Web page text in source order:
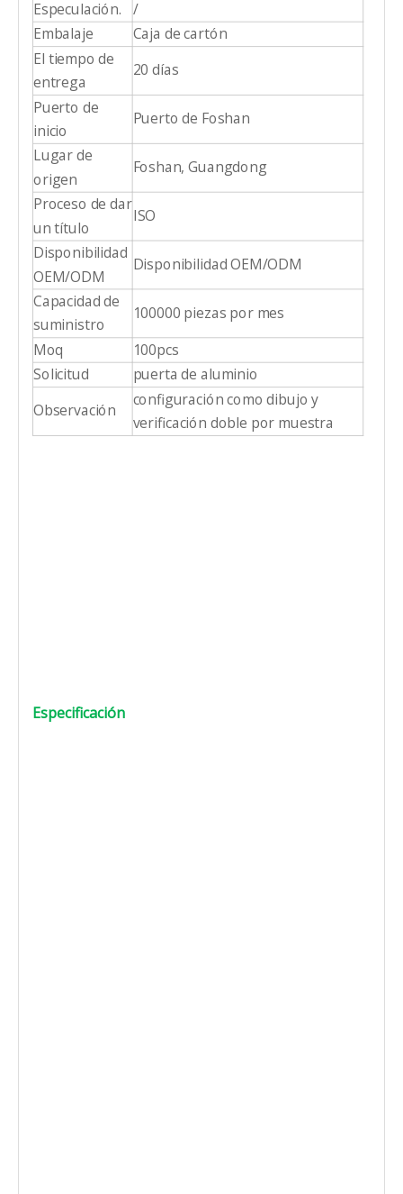
Especulación.
/
Embalaje
Caja de cartón
El tiempo de
entrega
20 días
Puerto de
inicio
Puerto de Foshan
Lugar de
origen
Foshan, Guangdong
Proceso de dar
un título
ISO
Disponibilidad
OEM/ODM
Disponibilidad OEM/ODM
Capacidad de
suministro
100000 piezas por mes
Moq
100pcs
Solicitud
puerta de aluminio
Observación
configuración como dibujo y
verificación doble por muestra
Especificación